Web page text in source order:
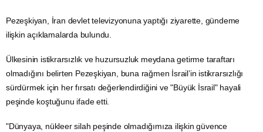
Pezeşkiyan, İran devlet televizyonuna yaptığı ziyarette, gündeme
ilişkin açıklamalarda bulundu.
Ülkesinin istikrarsızlık ve huzursuzluk meydana getirme taraftarı
olmadığını belirten Pezeşkiyan, buna rağmen İsrail’in istikrarsızlığı
sürdürmek için her fırsatı değerlendirdiğini ve "Büyük İsrail" hayali
peşinde koştuğunu ifade etti.
"Dünyaya, nükleer silah peşinde olmadığımıza ilişkin güvence